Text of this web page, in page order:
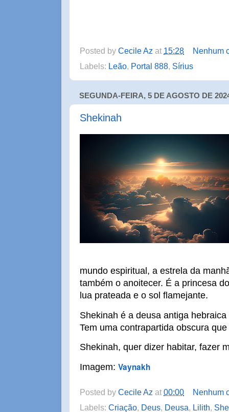
Posted by Cecile Az at 15:28
Nenhum
Labels: Leão, Portal 888, Sírius
SEGUNDA-FEIRA, 5 DE AGOSTO DE
Shekinah
mundo espiritual, a estrela da
também o anoitecer. É a princesa
lua prateada e o sol flamejante.
Shekinah é a deusa antiga
Tem uma contrapartida obscura
Shekinah, quer dizer habitar, fazer
Imagem: Vaynakh
Posted by Cecile Az at 00:00
Nenhum
Labels: Criação, Deus, Deusa, Lilith,